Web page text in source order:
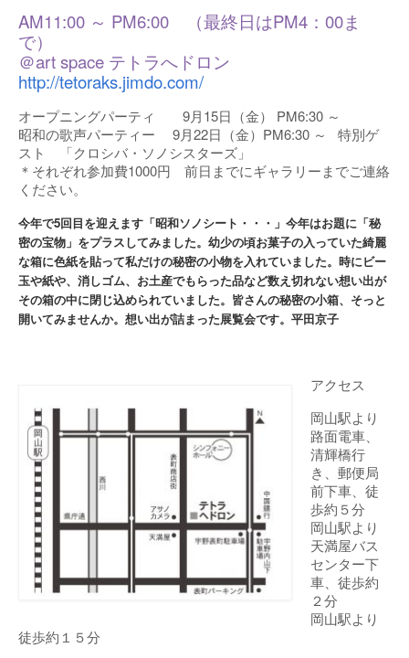
AM11:00 ～ PM6:00 （最終日はPM4：00ま
で）
＠art space テトラへドロン
http://tetoraks.jimdo.com/
オープニングパーティ 9月15日（金） PM6:30 ～
昭和の歌声パーティー 9月22日（金）PM6:30 ～ 特別ゲ
スト 「クロシバ・ソノシスターズ」
＊それぞれ参加費1000円 前日までにギャラリーまでご連絡
ください。
今年で5回目を迎えます「昭和ソノシート・・・」今年はお題に「秘
密の宝物」をプラスしてみました。幼少の頃お菓子の入っていた綺麗
な箱に色紙を貼って私だけの秘密の小物を入れていました。時にビー
玉や紙や、消しゴム、お土産でもらった品など数え切れない想い出が
その箱の中に閉じ込められていました。皆さんの秘密の小箱、そっと
開いてみませんか。想い出が詰まった展覧会です。平田京子
アクセス
岡山駅より
路面電車、
清輝橋行
き、郵便局
前下車、徒
歩約５分
岡山駅より
天満屋バス
センター下
車、徒歩約
２分
岡山駅より
徒歩約１５分